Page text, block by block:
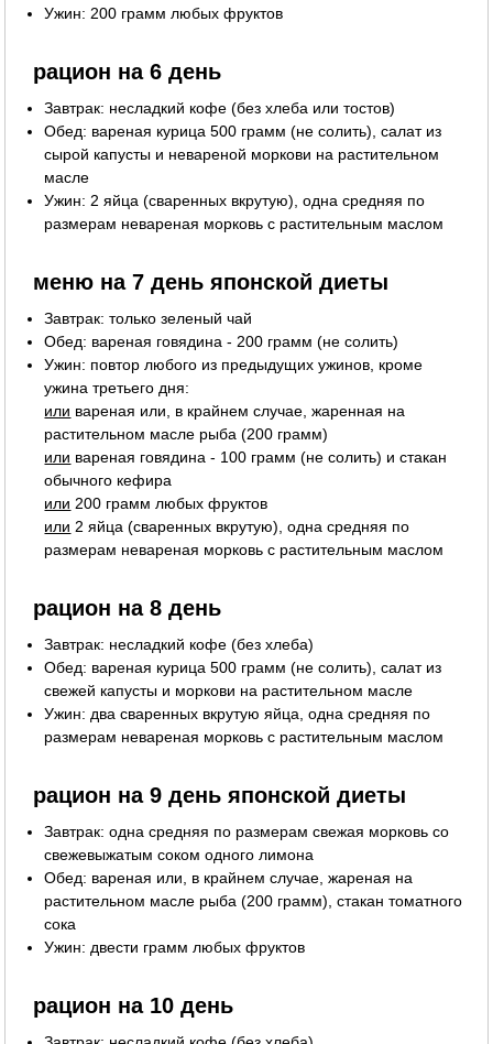
Ужин: 200 грамм любых фруктов
рацион на 6 день
Завтрак: несладкий кофе (без хлеба или тостов)
Обед: вареная курица 500 грамм (не солить), салат из
сырой капусты и невареной моркови на растительном
масле
Ужин: 2 яйца (сваренных вкрутую), одна средняя по
размерам невареная морковь с растительным маслом
меню на 7 день японской диеты
Завтрак: только зеленый чай
Обед: вареная говядина - 200 грамм (не солить)
Ужин: повтор любого из предыдущих ужинов, кроме
ужина третьего дня:
или вареная или, в крайнем случае, жаренная на
растительном масле рыба (200 грамм)
или вареная говядина - 100 грамм (не солить) и стакан
обычного кефира
или 200 грамм любых фруктов
или 2 яйца (сваренных вкрутую), одна средняя по
размерам невареная морковь с растительным маслом
рацион на 8 день
Завтрак: несладкий кофе (без хлеба)
Обед: вареная курица 500 грамм (не солить), салат из
свежей капусты и моркови на растительном масле
Ужин: два сваренных вкрутую яйца, одна средняя по
размерам невареная морковь с растительным маслом
рацион на 9 день японской диеты
Завтрак: одна средняя по размерам свежая морковь со
свежевыжатым соком одного лимона
Обед: вареная или, в крайнем случае, жареная на
растительном масле рыба (200 грамм), стакан томатного
сока
Ужин: двести грамм любых фруктов
рацион на 10 день